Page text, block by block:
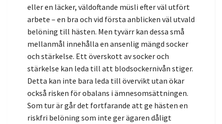
eller en läcker, väldoftande müsli efter väl utfört
arbete – en bra och vid första anblicken väl utvald
belöning till hästen. Men tyvärr kan dessa små
mellanmål innehålla en ansenlig mängd socker
och stärkelse. Ett överskott av socker och
stärkelse kan leda till att blodsockernivån stiger.
Detta kan inte bara leda till övervikt utan ökar
också risken för obalans i ämnesomsättningen.
Som tur är går det fortfarande att ge hästen en
riskfri belöning som inte ger ägaren dåligt